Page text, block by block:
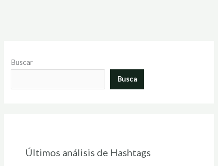
Buscar
Busca
Últimos análisis de Hashtags